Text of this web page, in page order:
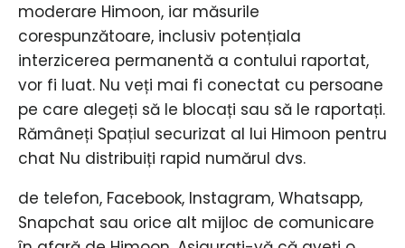
moderare Himoon, iar măsurile
corespunzătoare, inclusiv potențiala
interzicerea permanentă a contului raportat,
vor fi luat. Nu veți mai fi conectat cu persoane
pe care alegeți să le blocați sau să le raportați.
Rămâneți Spațiul securizat al lui Himoon pentru
chat Nu distribuiți rapid numărul dvs.
de telefon, Facebook, Instagram, Whatsapp,
Snapchat sau orice alt mijloc de comunicare